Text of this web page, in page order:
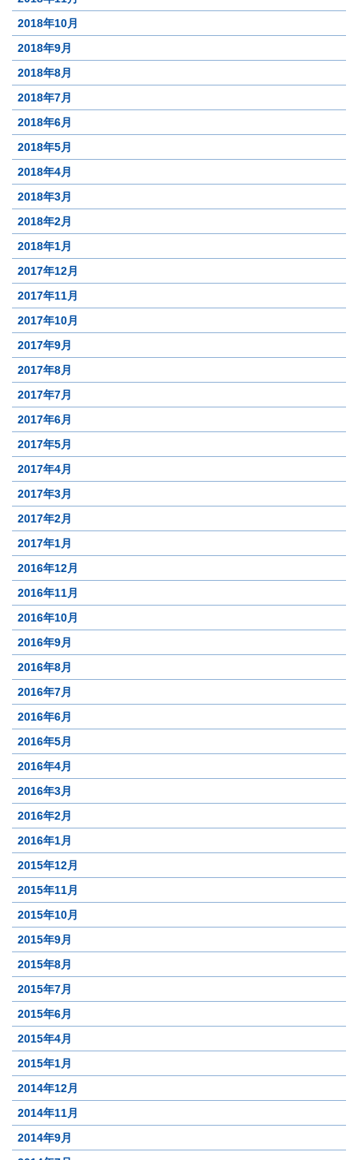
2018年10月
2018年9月
2018年8月
2018年7月
2018年6月
2018年5月
2018年4月
2018年3月
2018年2月
2018年1月
2017年12月
2017年11月
2017年10月
2017年9月
2017年8月
2017年7月
2017年6月
2017年5月
2017年4月
2017年3月
2017年2月
2017年1月
2016年12月
2016年11月
2016年10月
2016年9月
2016年8月
2016年7月
2016年6月
2016年5月
2016年4月
2016年3月
2016年2月
2016年1月
2015年12月
2015年11月
2015年10月
2015年9月
2015年8月
2015年7月
2015年6月
2015年4月
2015年1月
2014年12月
2014年11月
2014年9月